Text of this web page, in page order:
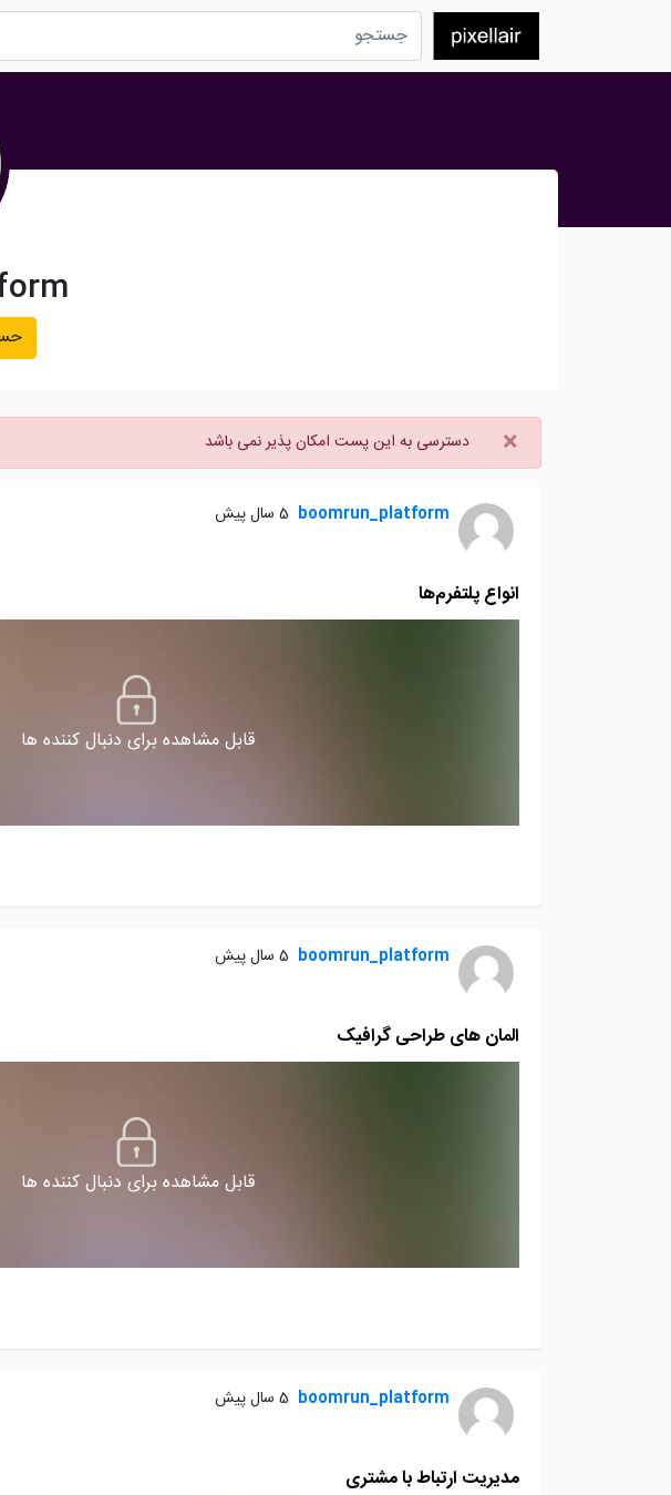
× دسترسی به این پست امکان پذیر نمی باشد
boomrun_platform 5 سال پیش
انواع پلتفرم‌ها
قابل مشاهده برای دنبال کننده ها
boomrun_platform 5 سال پیش
المان های طراحی گرافیک
قابل مشاهده برای دنبال کننده ها
boomrun_platform 5 سال پیش
مدیریت ارتباط با مشتری